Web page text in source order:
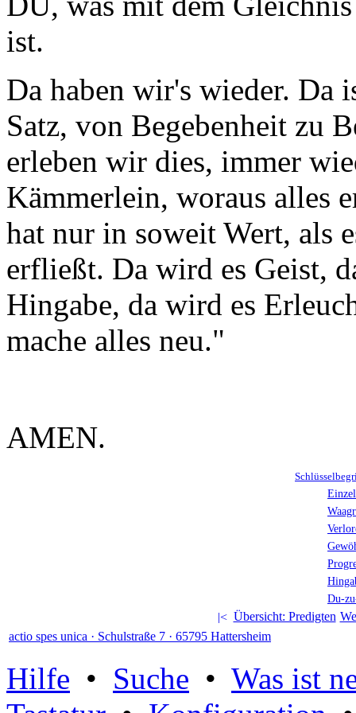
ist.
Da haben wir's wieder. Da
Satz, von Begebenheit zu
erleben wir dies, immer
Kämmerlein, woraus alles
hat nur in soweit Wert, als
erfließt. Da wird es Geist,
Hingabe, da wird es
mache alles neu."
AMEN.
Du-
Übersicht: Predigten
actio spes unica · Schulstraße 7 · 65795 Hattersheim
Hilfe • Suche • Was ist